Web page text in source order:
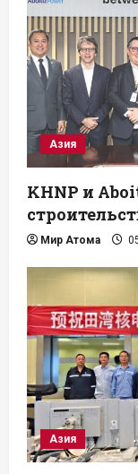
Азия
KHNP и
Мир Атома
Азия